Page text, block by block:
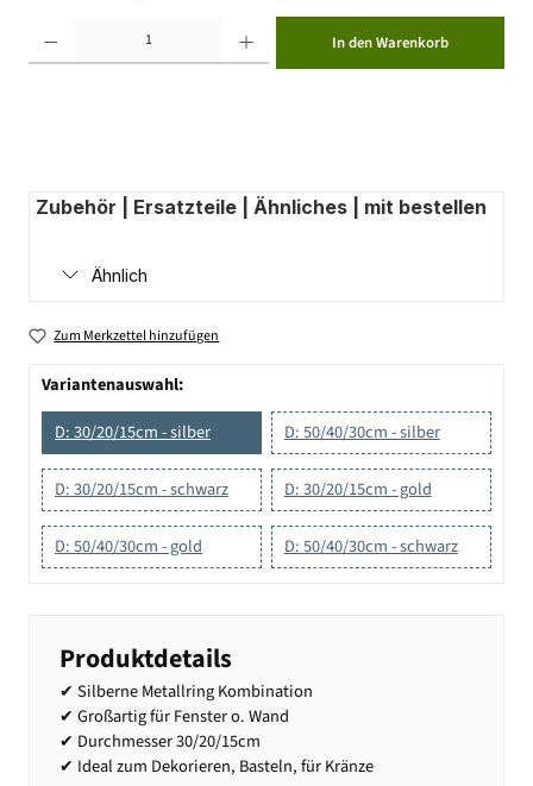
In den Warenkorb
Zubehör | Ersatzteile | Ähnliches | mit bestellen
Ähnlich
Zum Merkzettel hinzufügen
Variantenauswahl:
D: 30/20/15cm - silber
D: 50/40/30cm - silber
D: 30/20/15cm - schwarz D: 30/20/15cm - gold
D: 50/40/30cm - gold D: 50/40/30cm - schwarz
Produktdetails
✔ Silberne Metallring Kombination
✔ Großartig für Fenster o. Wand
✔ Durchmesser 30/20/15cm
✔ Ideal zum Dekorieren, Basteln, für Kränze